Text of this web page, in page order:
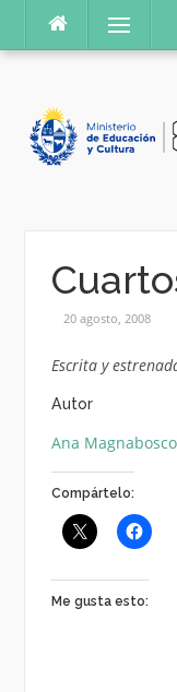
contenido
Menú
20 agosto, 2008
Escrita y
Autor
Ana Magnabosco
Compártelo:
Me gusta esto: